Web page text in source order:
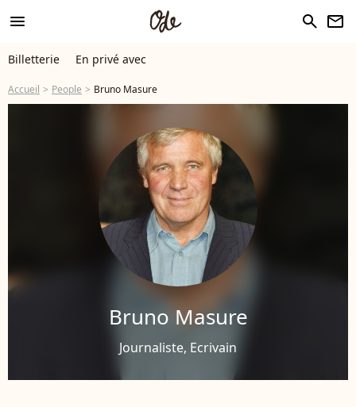
menu search newsletter
Billetterie En privé avec
Accueil People Bruno Masure
Bruno Masure
Journaliste, Ecrivain